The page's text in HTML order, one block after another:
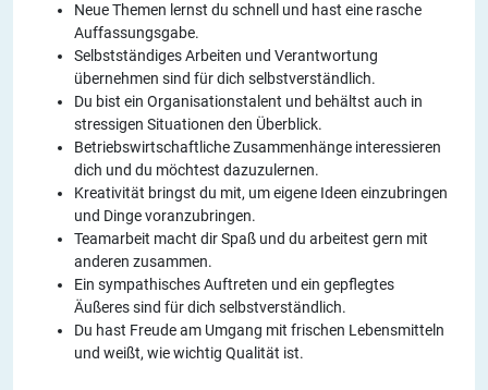
Neue Themen lernst du schnell und hast eine rasche
Auffassungsgabe.
Selbstständiges Arbeiten und Verantwortung
übernehmen sind für dich selbstverständlich.
Du bist ein Organisationstalent und behältst auch in
stressigen Situationen den Überblick.
Betriebswirtschaftliche Zusammenhänge interessieren
dich und du möchtest dazuzulernen.
Kreativität bringst du mit, um eigene Ideen einzubringen
und Dinge voranzubringen.
Teamarbeit macht dir Spaß und du arbeitest gern mit
anderen zusammen.
Ein sympathisches Auftreten und ein gepflegtes
Äußeres sind für dich selbstverständlich.
Du hast Freude am Umgang mit frischen Lebensmitteln
und weißt, wie wichtig Qualität ist.